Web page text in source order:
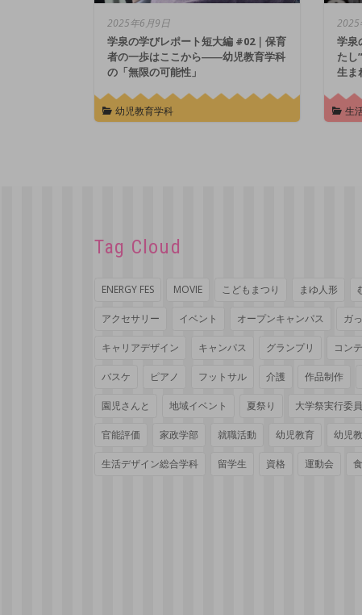
2025年6月9日
学泉の学びレポート短大編 #02｜保育
者の一歩はここから――幼児教育学科
の「無限の可能性」
幼児教育学科
2025
学泉
たし
生ま
生
Tag Cloud
ENERGY FES MOVIE こどもまつり まゆ人形
アクセサリー イベント オープンキャンパス ガ
キャリアデザイン キャンパス グランプリ コン
バスケ ピアノ フットサル 介護 作品制作
園児さんと 地域イベント 夏祭り 大学祭実行委
官能評価 家政学部 就職活動 幼児教育 幼児
生活デザイン総合学科 留学生 資格 運動会